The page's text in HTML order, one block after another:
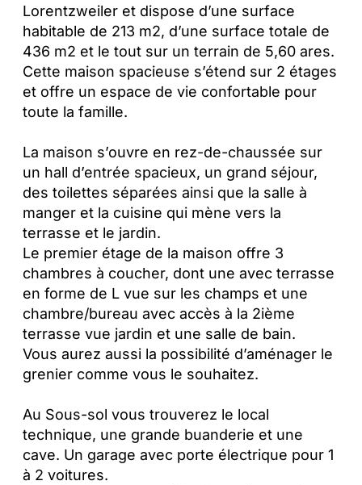
Lorentzweiler et dispose d’une surface
habitable de 213 m2, d’une surface totale de
436 m2 et le tout sur un terrain de 5,60 ares.
Cette maison spacieuse s’étend sur 2 étages
et offre un espace de vie confortable pour
toute la famille.
La maison s’ouvre en rez-de-chaussée sur
un hall d’entrée spacieux, un grand séjour,
des toilettes séparées ainsi que la salle à
manger et la cuisine qui mène vers la
terrasse et le jardin.
Le premier étage de la maison offre 3
chambres à coucher, dont une avec terrasse
en forme de L vue sur les champs et une
chambre/bureau avec accès à la 2ième
terrasse vue jardin et une salle de bain.
Vous aurez aussi la possibilité d’aménager le
grenier comme vous le souhaitez.
Au Sous-sol vous trouverez le local
technique, une grande buanderie et une
cave. Un garage avec porte électrique pour 1
à 2 voitures.